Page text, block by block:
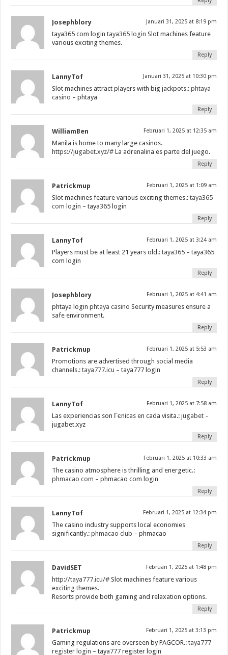
Josephblory Januari 31, 2025 at 8:19 pm
taya365 com logintaya365 login Slot machines feature
various exciting themes.
Reply
LannyTof Januari 31, 2025 at 10:30 pm
Slot machines attract players with big jackpots.:phtaya
casino – phtaya
Reply
WilliamBen Februari 1, 2025 at 12:35 am
Manila is home to many large casinos.
https://jugabet.xyz/# La adrenalina es parte del juego.
Reply
Patrickmup Februari 1, 2025 at 1:09 am
Slot machines feature various exciting themes.:taya365
com login – taya365 login
Reply
LannyTof Februari 1, 2025 at 3:24 am
Players must be at least 21 years old.:taya365 – taya365
com login
Reply
Josephblory Februari 1, 2025 at 4:41 am
phtaya loginphtaya casino Security measures ensure a
safe environment.
Reply
Patrickmup Februari 1, 2025 at 5:53 am
Promotions are advertised through social media
channels.:taya777.icu – taya777 login
Reply
LannyTof Februari 1, 2025 at 7:58 am
Las experiencias son Гєnicas en cada visita.:jugabet –
jugabet.xyz
Reply
Patrickmup Februari 1, 2025 at 10:33 am
The casino atmosphere is thrilling and energetic.:
phmacao com – phmacao com login
Reply
LannyTof Februari 1, 2025 at 12:34 pm
The casino industry supports local economies
significantly.:phmacao club – phmacao
Reply
DavidSET Februari 1, 2025 at 1:48 pm
http://taya777.icu/# Slot machines feature various
exciting themes.
Resorts provide both gaming and relaxation options.
Reply
Patrickmup Februari 1, 2025 at 3:13 pm
Gaming regulations are overseen by PAGCOR.:taya777
register login – taya777 register login